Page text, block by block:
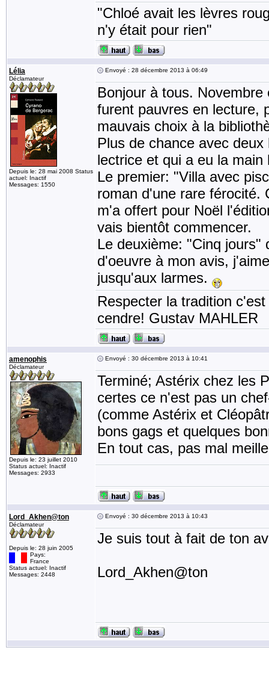
"Chloé avait les lèvres
n'y était pour rien"
Lélia
Déclamateur
Depuis le: 28 mai 2008 Status
actuel: Inactif
Messages: 1550
Envoyé : 28 décembre 2013 à 06:49
Bonjour à tous.
furent pauvres en lecture,
mauvais choix à la
Plus de chance avec
lectrice et qui a eu la main
Le premier: "Villa avec
roman d'une rare férocité.
m'a offert pour Noël
vais bientôt commencer.
Le deuxième: "Cinq jours"
d'oeuvre à mon avis,
jusqu'aux larmes.
Respecter la tradition
cendre! Gustav MAHLER
amenophis
Déclamateur
Depuis le: 23 juillet 2010
Status actuel: Inactif
Messages: 2933
Envoyé : 30 décembre 2013 à 10:41
Terminé; Astérix chez les
certes ce n'est pas un
(comme Astérix et
bons gags et quelques
En tout cas, pas mal
Lord_Akhen@ton
Déclamateur
Depuis le: 28 juin 2005
Pays:
France
Status actuel: Inactif
Messages: 2448
Envoyé : 30 décembre 2013 à 10:43
Je suis tout à fait de ton
Lord_Akhen@ton